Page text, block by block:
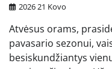
2026 21 Kovo
Atvėsus orams,
pavasario sezonui,
besiskundžiantys